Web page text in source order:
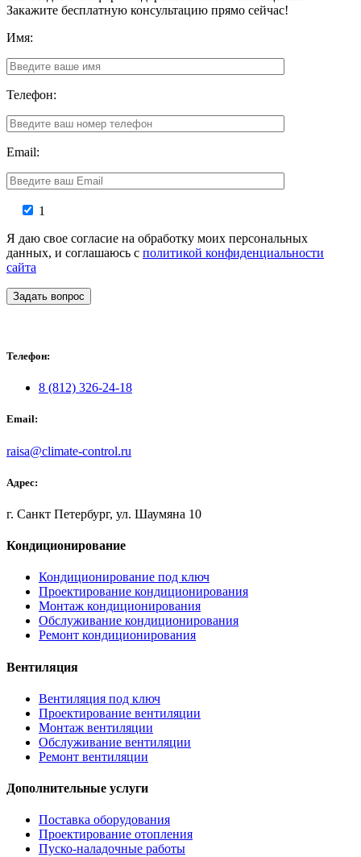
Закажите бесплатную консультацию прямо сейчас!
Имя:
Телефон:
Email:
1
Я даю свое согласие на обработку моих персональных
данных, и соглашаюсь с политикой конфиденциальности
сайта
Задать вопрос
Телефон:
8 (812) 326-24-18
Email:
raisa@climate-control.ru
Адрес:
г. Санкт Петербург, ул. Шаумяна 10
Кондиционирование
Кондиционирование под ключ
Проектирование кондиционирования
Монтаж кондиционирования
Обслуживание кондиционирования
Ремонт кондиционирования
Вентиляция
Вентиляция под ключ
Проектирование вентиляции
Монтаж вентиляции
Обслуживание вентиляции
Ремонт вентиляции
Дополнительные услуги
Поставка оборудования
Проектирование отопления
Пуско-наладочные работы